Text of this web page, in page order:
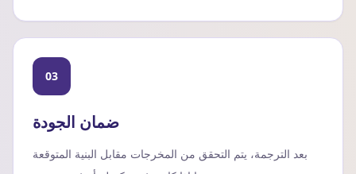
03
ضمان الجودة
بعد الترجمة، يتم التحقق من المخرجات مقابل البنية المتوقعة